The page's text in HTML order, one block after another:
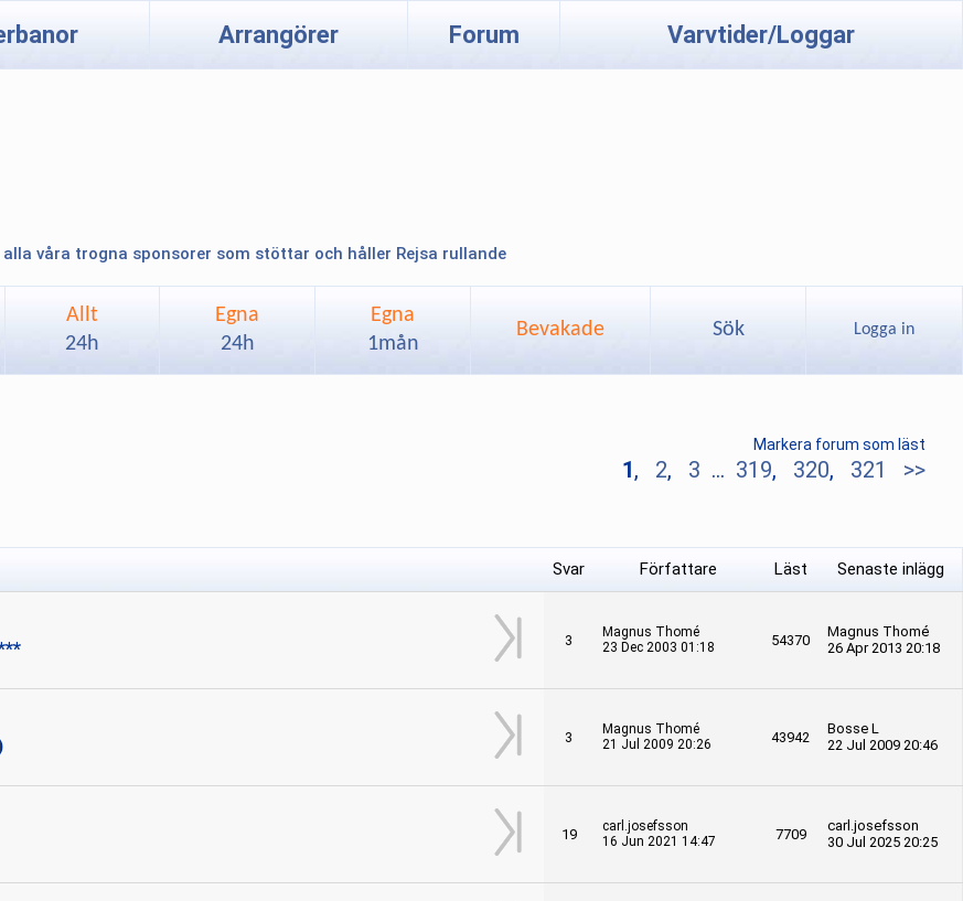
Arrangörer Forum Varvtider/Loggar
våra trogna sponsorer som stöttar och håller Rejsa rullande
Allt
24h
Egna
24h
Egna
1mån
Bevakade Sök Logga in
Markera forum som läst
1, 2, 3 ... 319, 320, 321 >>
Svar Författare Läst Senaste inlägg
3
Magnus Thomé
23 Dec 2003 01:18
54370
Magnus Thomé
26 Apr 2013 20:18
3
Magnus Thomé
21 Jul 2009 20:26
43942
Bosse L
22 Jul 2009 20:46
19
carl.josefsson
16 Jun 2021 14:47
7709
carl.josefsson
30 Jul 2025 20:25